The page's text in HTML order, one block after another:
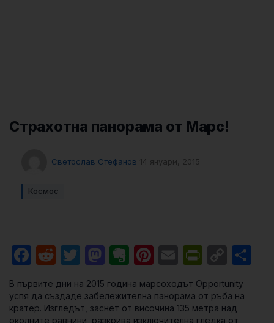
Страхотна панорама от Марс!
Светослав Стефанов 14 януари, 2015
Космос
Facebook
RedditTwitter
Mastodon
Evernote
Pinterest
Email
Link
В първите дни на 2015 година марсоходът Opportunity
успя да създаде забележителна панорама от ръба на
кратер. Изгледът, заснет от височина 135 метра над
околните равнини, разкрива изключителна гледка от